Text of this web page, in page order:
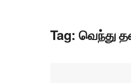
Tag:வெந்து